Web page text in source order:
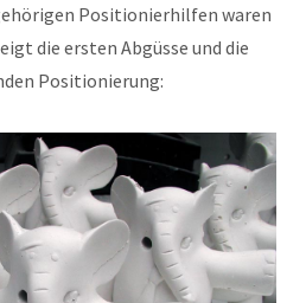
Positionierhilfen waren
die ersten Abgüsse und die
Positionierung: